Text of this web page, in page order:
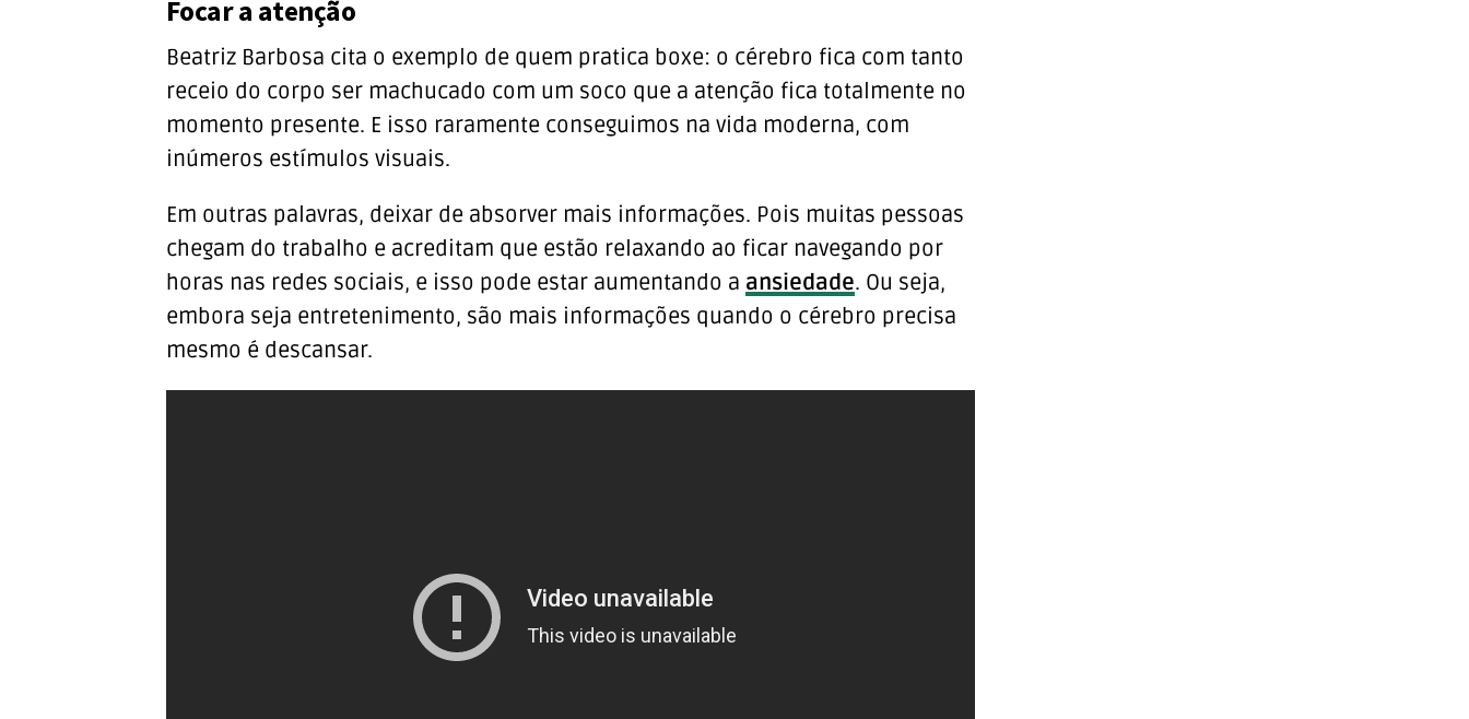
Focar a atenção
Beatriz Barbosa cita o exemplo de quem pratica boxe: o cérebro fica com tanto
receio do corpo ser machucado com um soco que a atenção fica totalmente no
momento presente. E isso raramente conseguimos na vida moderna, com
inúmeros estímulos visuais.
Em outras palavras, deixar de absorver mais informações. Pois muitas pessoas
chegam do trabalho e acreditam que estão relaxando ao ficar navegando por
horas nas redes sociais, e isso pode estar aumentando a ansiedade. Ou seja,
embora seja entretenimento, são mais informações quando o cérebro precisa
mesmo é descansar.